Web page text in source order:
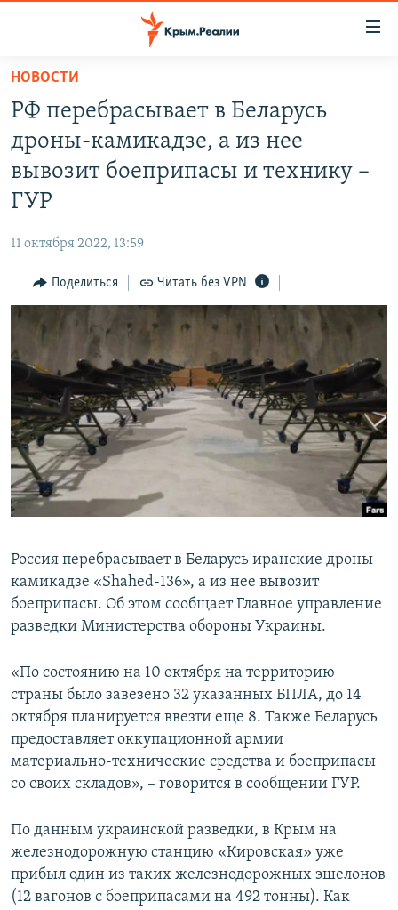
Вернуться
основному
содержанию
Вернутся
главной
Вернутся
поиску
СПЕЦПРОЕКТЫ
КАРТА ВОЕННЫХ ОБЪЕКТОВ КРЫМА
ВОДА
ИСТОРИЯ
ИНТЕРАКТИВ
ИНФОГРАФИКА
СОВЕТЫ ПРАВОЗАЩИТНИКОВ
ПРОПАВШИЕ БЕЗ ВЕСТИ
ПОБЕДИТЕЛЕЙ НЕ СУДЯТ?
КРЫМ.НЕПОКОРЕННЫЙ
ELIFBE
УКРАИНСКАЯ ПРОБЛЕМА КРЫМА
РАДІО СВОБОДА
КАК ОБОЙТИ БЛОКИРОВКУ
Українською
Qırımtatar
ПРИСОЕДИНЯЙТЕСЬ!
НОВОСТИ
РФ перебрасывает в Беларусь
дроны-камикадзе, а из нее
вывозит боеприпасы и технику –
ГУР
11 октября 2022, 13:59
Поделиться Читать без VPN
Россия перебрасывает в Беларусь иранские дроны-
камикадзе «Shahed-136», а из нее вывозит
боеприпасы. Об этом сообщает Главное управление
разведки Министерства обороны Украины.
«По состоянию на 10 октября на территорию
страны было завезено 32 указанных БПЛА, до 14
октября планируется ввезти еще 8. Также Беларусь
предоставляет оккупационной армии
материально-технические средства и боеприпасы
со своих складов», – говорится в сообщении ГУР.
По данным украинской разведки, в Крым на
железнодорожную станцию «Кировская» уже
прибыл один из таких железнодорожных эшелонов
(12 вагонов с боеприпасами на 492 тонны). Как